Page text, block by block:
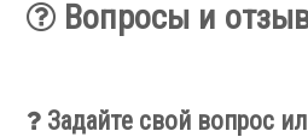
Тефлоновые ленты СОЖ
Вопросы и
Задайте свой вопрос